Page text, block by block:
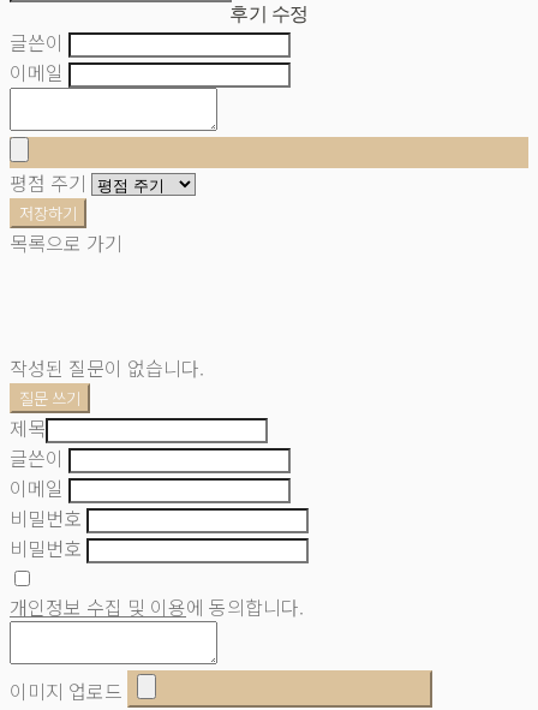
후기 수정
글쓴이
이메일
평점 주기
저장하기
목록으로 가기
작성된 질문이 없습니다.
질문 쓰기
제목
글쓴이
이메일
비밀번호
비밀번호
개인정보 수집 및 이용에 동의합니다.
이미지 업로드